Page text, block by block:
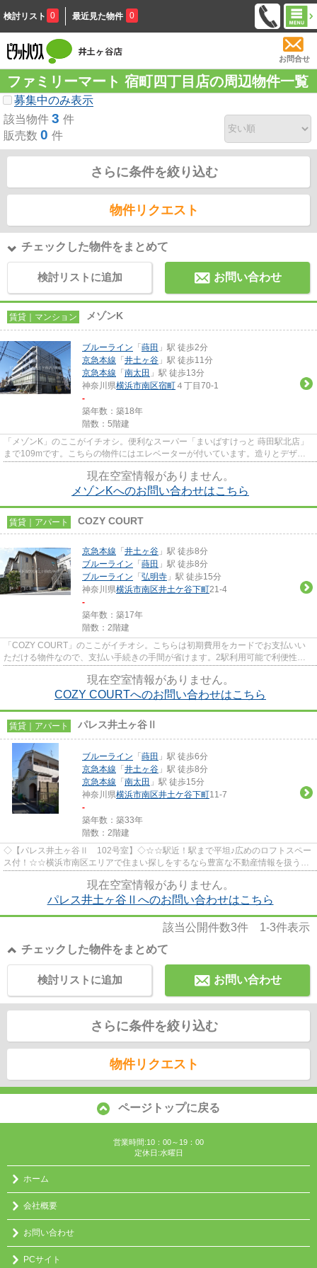
検討リスト 0 最近見た物件 0
お問合せ
ファミリーマート 宿町四丁目店の周辺物件一覧
募集中のみ表示
該当物件 3 件
販売数 0 件
さらに条件を絞り込む
物件リクエスト
チェックした物件をまとめて
検討リストに追加 お問い合わせ
賃貸｜マンション メゾンK
ブルーライン 「 蒔田 」駅 徒歩2分
京急本線 「 井土ヶ谷 」駅 徒歩11分
京急本線 「 南太田 」駅 徒歩13分
神奈川県横浜市南区宿町 ４丁目70-1
-
築年数：築18年
階数：5階建
「メゾンK」のここがイチオシ。便利なスーパー「まいばすけっと 蒔田駅北店」
まで109mです。こちらの物件にはエレベーターが付いています。造りとデザイ
現在空室情報がありません。
メゾンKへのお問い合わせはこちら
賃貸｜アパート COZY COURT
京急本線 「 井土ヶ谷 」駅 徒歩8分
ブルーライン 「 蒔田 」駅 徒歩8分
ブルーライン 「 弘明寺 」駅 徒歩15分
神奈川県横浜市南区井土ケ谷下町21-4
-
築年数：築17年
階数：2階建
「COZY COURT」のここがイチオシ。こちらは初期費用をカードでお支払いい
ただける物件なので、支払い手続きの手間が省けます。2駅利用可能で利便性の
現在空室情報がありません。
COZY COURTへのお問い合わせはこちら
賃貸｜アパート パレス井土ヶ谷Ⅱ
ブルーライン 「 蒔田 」駅 徒歩6分
京急本線 「 井土ヶ谷 」駅 徒歩8分
京急本線 「 南太田 」駅 徒歩15分
神奈川県横浜市南区井土ケ谷下町11-7
-
築年数：築33年
階数：2階建
◇【パレス井土ヶ谷Ⅱ 102号室】◇☆☆駅近！駅まで平坦♪広めのロフトスペー
ス付！☆☆横浜市南区エリアで住まい探しをするなら豊富な不動産情報を扱う当
現在空室情報がありません。
パレス井土ヶ谷Ⅱへのお問い合わせはこちら
該当公開件数3件 1-3件表示
チェックした物件をまとめて
お問い合わせ
検討リストに追加
さらに条件を絞り込む
物件リクエスト
ページトップに戻る
営業時間:10：00～19：00
定休日:水曜日
ホーム
会社概要
お問い合わせ
PCサイト